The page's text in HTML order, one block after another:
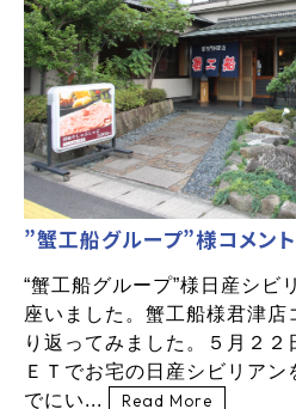
”蟹工船グループ”様コメント
“蟹工船グループ”様日産シビ
座いました。蟹工船様君津店
り返ってみました。５月２２
ＥＴでお宅の日産シビリアン
でにい...
Read More